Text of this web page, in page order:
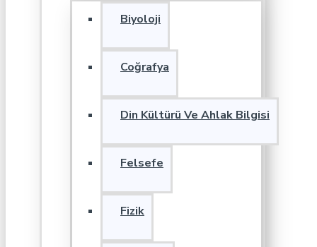
Biyoloji
Coğrafya
Din Kültürü Ve Ahlak Bilgisi
Felsefe
Fizik